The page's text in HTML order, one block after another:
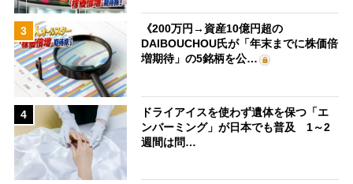
3
《200万円→資産10億円超の
DAIBOUCHOU氏が「年末までに株価倍
増期待」の5銘柄を公…
4
ドライアイスを使わず遺体を保つ「エ
ンバーミング」が日本でも普及 1～2
週間は問…